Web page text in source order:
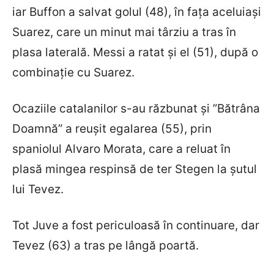
iar Buffon a salvat golul (48), în fața aceluiași
Suarez, care un minut mai târziu a tras în
plasa laterală. Messi a ratat și el (51), după o
combinație cu Suarez.
Ocaziile catalanilor s-au răzbunat și ”Bătrâna
Doamnă” a reușit egalarea (55), prin
spaniolul Alvaro Morata, care a reluat în
plasă mingea respinsă de ter Stegen la șutul
lui Tevez.
Tot Juve a fost periculoasă în continuare, dar
Tevez (63) a tras pe lângă poartă.